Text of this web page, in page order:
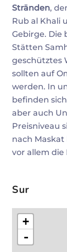
Stränden,
Rub al Khali
Gebirge. Die
Stätten
geschütztes
sollten auf
werden. In
befinden
aber auch
Preisniveau
nach
vor allem die
Sur
+
-